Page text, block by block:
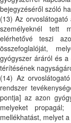
bejegyzéséről szóló
(13) Az
személyeknél tett
elérhetővé teszi
összefoglalóját,
gyógyszer áráról és
térítésének
(14) Az
rendszer
pontja] az azon
melyeket
mellékhatást, melyet